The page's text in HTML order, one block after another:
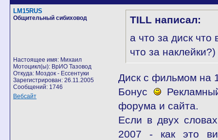
LM15RUS
Общительный сибиховод
Настоящее имя: Михаил
Мотоцикл(ы): ВрИО Тазовод
Откуда: Моздок - Ессентуки
Зарегистрирован: 26.11.2005
Сообщений: 1746
Вебсайт
TILL написал:
а что за диск что
что за наклейки?)
Диск с фильмом на
Бонус
форума и сайта.
Если в двух
2007 - как это